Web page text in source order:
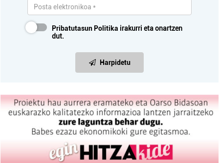
Pribatutasun Politika irakurri eta onartzen
dut.
Harpidetu